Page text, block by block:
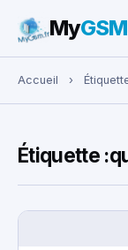
Rechercher :
MyGSM
Accueil ›
Étiquette :